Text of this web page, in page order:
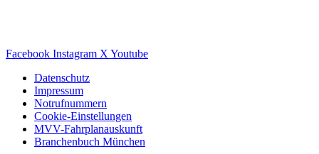
Facebook Instagram X Youtube
Datenschutz
Impressum
Notrufnummern
Cookie-Einstellungen
MVV-Fahrplanauskunft
Branchenbuch München